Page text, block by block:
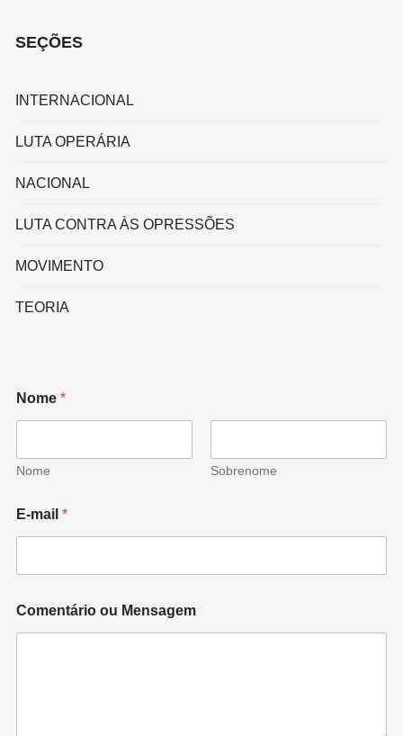
SEÇÕES
INTERNACIONAL
LUTA OPERÁRIA
NACIONAL
LUTA CONTRA ÀS OPRESSÕES
MOVIMENTO
TEORIA
Nome*
Nome Sobrenome
E-mail*
Comentário ou Mensagem